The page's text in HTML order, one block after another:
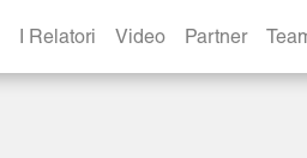
I Relatori Video Partner